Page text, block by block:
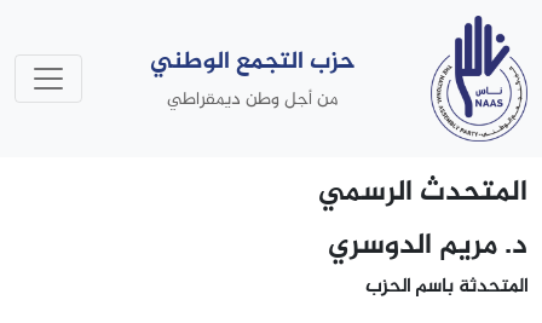
حزب التجمع الوطني
من أجل وطن ديمقراطي
المتحدث الرسمي
د. مريم الدوسري
المتحدثة باسم الحزب